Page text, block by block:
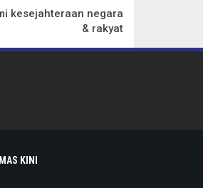
kesejahteraan negara
& rakyat
KINI